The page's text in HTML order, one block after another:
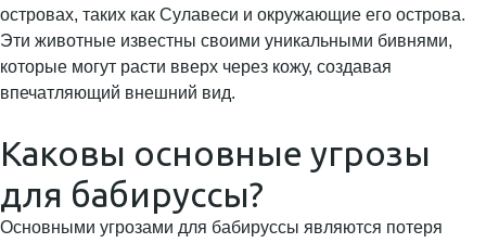
островах, таких как Сулавеси и окружающие его острова.
Эти животные известны своими уникальными бивнями,
которые могут расти вверх через кожу, создавая
впечатляющий внешний вид.
Каковы основные угрозы
для бабируссы?
Основными угрозами для бабируссы являются потеря